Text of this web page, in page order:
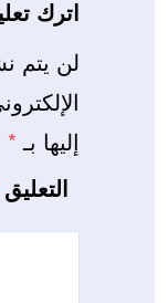
اترك
لن يتم
إليها بـ *
التعليق